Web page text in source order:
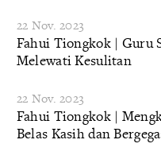
22 Nov. 2023
Fahui Tiongkok | Guru
Melewati Kesulitan
22 Nov. 2023
Fahui Tiongkok |
Belas Kasih dan